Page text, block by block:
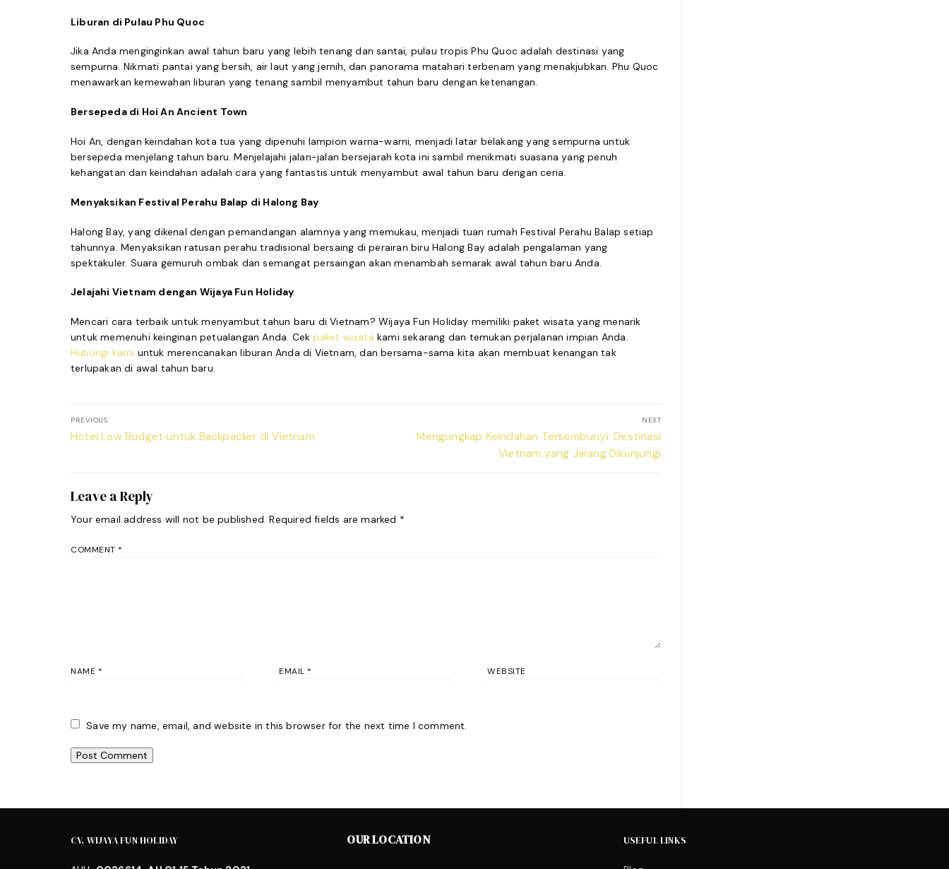
Liburan di Pulau Phu Quoc
Jika Anda menginginkan awal tahun baru yang lebih tenang dan santai, pulau tropis Phu Quoc adalah destinasi yang
sempurna. Nikmati pantai yang bersih, air laut yang jernih, dan panorama matahari terbenam yang menakjubkan. Phu Quoc
menawarkan kemewahan liburan yang tenang sambil menyambut tahun baru dengan ketenangan.
Bersepeda di Hoi An Ancient Town
Hoi An, dengan keindahan kota tua yang dipenuhi lampion warna-warni, menjadi latar belakang yang sempurna untuk
bersepeda menjelang tahun baru. Menjelajahi jalan-jalan bersejarah kota ini sambil menikmati suasana yang penuh
kehangatan dan keindahan adalah cara yang fantastis untuk menyambut awal tahun baru dengan ceria.
Menyaksikan Festival Perahu Balap di Halong Bay
Halong Bay, yang dikenal dengan pemandangan alamnya yang memukau, menjadi tuan rumah Festival Perahu Balap setiap
tahunnya. Menyaksikan ratusan perahu tradisional bersaing di perairan biru Halong Bay adalah pengalaman yang
spektakuler. Suara gemuruh ombak dan semangat persaingan akan menambah semarak awal tahun baru Anda.
Jelajahi Vietnam dengan Wijaya Fun Holiday
Mencari cara terbaik untuk menyambut tahun baru di Vietnam? Wijaya Fun Holiday memiliki paket wisata yang menarik
untuk memenuhi keinginan petualangan Anda. Cekpaket wisata kami sekarang dan temukan perjalanan impian Anda.
Hubungi kami untuk merencanakan liburan Anda di Vietnam, dan bersama-sama kita akan membuat kenangan tak
terlupakan di awal tahun baru.
Post
navigation
PREVIOUS
Previous
Hotel Low Budget untuk Backpacker di Vietnam
NEXT
Next
Mengungkap Keindahan Tersembunyi: Destinasi
Vietnam yang Jarang Dikunjungi
Leave a Reply
Your email address will not be published. Required fields are marked *
COMMENT *
NAME * EMAIL * WEBSITE
Save my name, email, and website in this browser for the next time I comment.
CV. WIJAYA FUN HOLIDAY OUR LOCATION USEFUL LINKS